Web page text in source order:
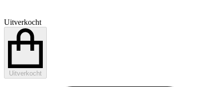
Uitverkocht
Uitverkocht